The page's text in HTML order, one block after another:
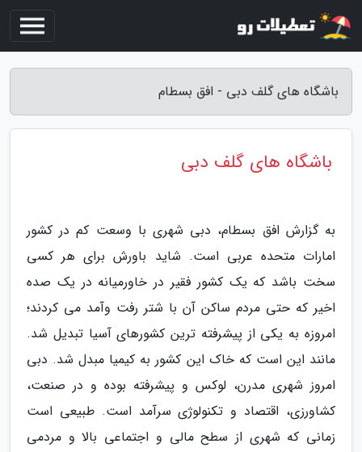
باشگاه های گلف دبی - افق بسطام
باشگاه های گلف دبی
به گزارش افق بسطام، دبی شهری با وسعت کم در کشور
امارات متحده عربی است. شاید باورش برای هر کسی
سخت باشد که یک کشور فقیر در خاورمیانه در یک صده
اخیر که حتی مردم ساکن آن با شتر رفت وآمد می کردند؛
امروزه به یکی از پیشرفته ترین کشورهای آسیا تبدیل شد.
مانند این است که خاک این کشور به کیمیا مبدل شد. دبی
امروز شهری مدرن، لوکس و پیشرفته بوده و در صنعت،
کشاورزی، اقتصاد و تکنولوژی سرآمد است. طبیعی است
زمانی که شهری از سطح مالی و اجتماعی بالا و مردمی